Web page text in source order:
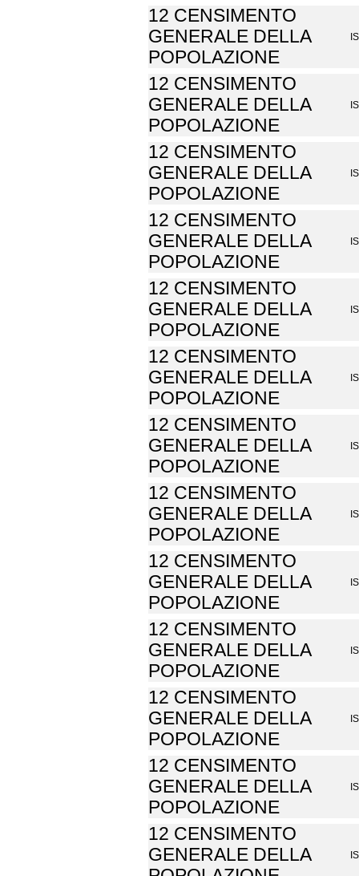
12 CENSIMENTO
GENERALE DELLA
POPOLAZIONE
12 CENSIMENTO
GENERALE DELLA
POPOLAZIONE
12 CENSIMENTO
GENERALE DELLA
POPOLAZIONE
12 CENSIMENTO
GENERALE DELLA
POPOLAZIONE
12 CENSIMENTO
GENERALE DELLA
POPOLAZIONE
12 CENSIMENTO
GENERALE DELLA
POPOLAZIONE
12 CENSIMENTO
GENERALE DELLA
POPOLAZIONE
12 CENSIMENTO
GENERALE DELLA
POPOLAZIONE
12 CENSIMENTO
GENERALE DELLA
POPOLAZIONE
12 CENSIMENTO
GENERALE DELLA
POPOLAZIONE
12 CENSIMENTO
GENERALE DELLA
POPOLAZIONE
12 CENSIMENTO
GENERALE DELLA
POPOLAZIONE
12 CENSIMENTO
GENERALE DELLA